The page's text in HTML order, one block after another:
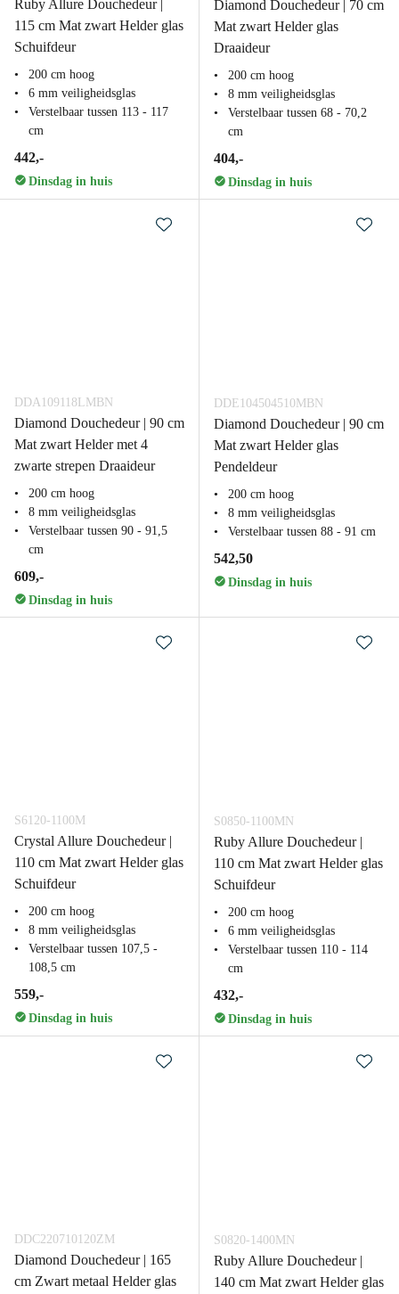
Ruby Allure Douchedeur |
115 cm Mat zwart Helder glas
Schuifdeur
200 cm hoog
6 mm veiligheidsglas
Verstelbaar tussen 113 - 117
cm
442,-
Dinsdag in huis
Diamond Douchedeur | 70 cm
Mat zwart Helder glas
Draaideur
200 cm hoog
8 mm veiligheidsglas
Verstelbaar tussen 68 - 70,2
cm
404,-
Dinsdag in huis
DDA109118LMBN
Diamond Douchedeur | 90 cm
Mat zwart Helder met 4
zwarte strepen Draaideur
200 cm hoog
8 mm veiligheidsglas
Verstelbaar tussen 90 - 91,5
cm
609,-
Dinsdag in huis
DDE104504510MBN
Diamond Douchedeur | 90 cm
Mat zwart Helder glas
Pendeldeur
200 cm hoog
8 mm veiligheidsglas
Verstelbaar tussen 88 - 91 cm
542,50
Dinsdag in huis
S6120-1100M
Crystal Allure Douchedeur |
110 cm Mat zwart Helder glas
Schuifdeur
200 cm hoog
8 mm veiligheidsglas
Verstelbaar tussen 107,5 -
108,5 cm
559,-
Dinsdag in huis
S0850-1100MN
Ruby Allure Douchedeur |
110 cm Mat zwart Helder glas
Schuifdeur
200 cm hoog
6 mm veiligheidsglas
Verstelbaar tussen 110 - 114
cm
432,-
Dinsdag in huis
DDC220710120ZM
Diamond Douchedeur | 165
cm Zwart metaal Helder glas
S0820-1400MN
Ruby Allure Douchedeur |
140 cm Mat zwart Helder glas